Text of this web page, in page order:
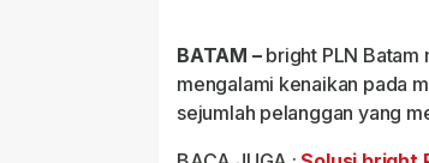
BATAM –bright PLN Batam
mengalami kenaikan pada
sejumlah pelanggan yang